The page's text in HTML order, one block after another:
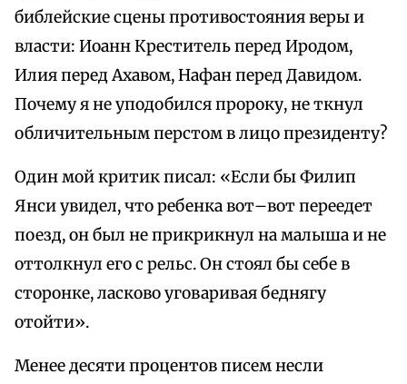
библейские сцены противостояния веры и
власти: Иоанн Креститель перед Иродом,
Илия перед Ахавом, Нафан перед Давидом.
Почему я не уподобился пророку, не ткнул
обличительным перстом в лицо президенту?
Один мой критик писал: «Если бы Филип
Янси увидел, что ребенка вот–вот переедет
поезд, он был не прикрикнул на малыша и не
оттолкнул его с рельс. Он стоял бы себе в
сторонке, ласково уговаривая беднягу
отойти».
Менее десяти процентов писем несли